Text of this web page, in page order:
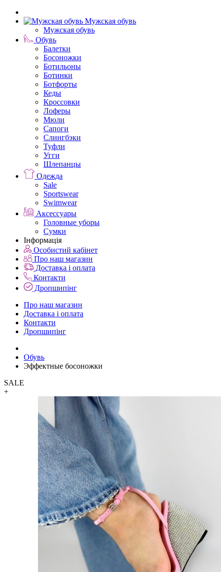
Мужская обувь
Мужская обувь
Обувь
Балетки
Босоножки
Ботильоны
Ботинки
Ботфорты
Кеды
Кроссовки
Лоферы
Мюли
Сапоги
Слингбэки
Туфли
Угги
Шлепанцы
Одежда
Sale
Sportswear
Swimwear
Аксессуары
Головные уборы
Сумки
Інформація
Особистий кабінет
Про наш магазин
Доставка і оплата
Контакти
Дропшипінг
Про наш магазин
Доставка і оплата
Контакти
Дропшипінг
Обувь
Эффектные босоножки
SALE
+